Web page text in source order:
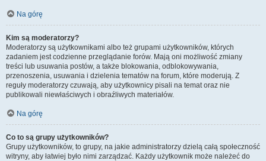
Na górę
Kim są moderatorzy?
Moderatorzy są użytkownikami albo też grupami użytkowników, których
zadaniem jest codzienne przeglądanie forów. Mają oni możliwość zmiany
treści lub usuwania postów, a także blokowania, odblokowywania,
przenoszenia, usuwania i dzielenia tematów na forum, które moderują. Z
reguły moderatorzy czuwają, aby użytkownicy pisali na temat oraz nie
publikowali niewłaściwych i obraźliwych materiałów.
Na górę
Co to są grupy użytkowników?
Grupy użytkowników, to grupy, na jakie administratorzy dzielą całą społeczność
witryny, aby łatwiej było nimi zarządzać. Każdy użytkownik może należeć do